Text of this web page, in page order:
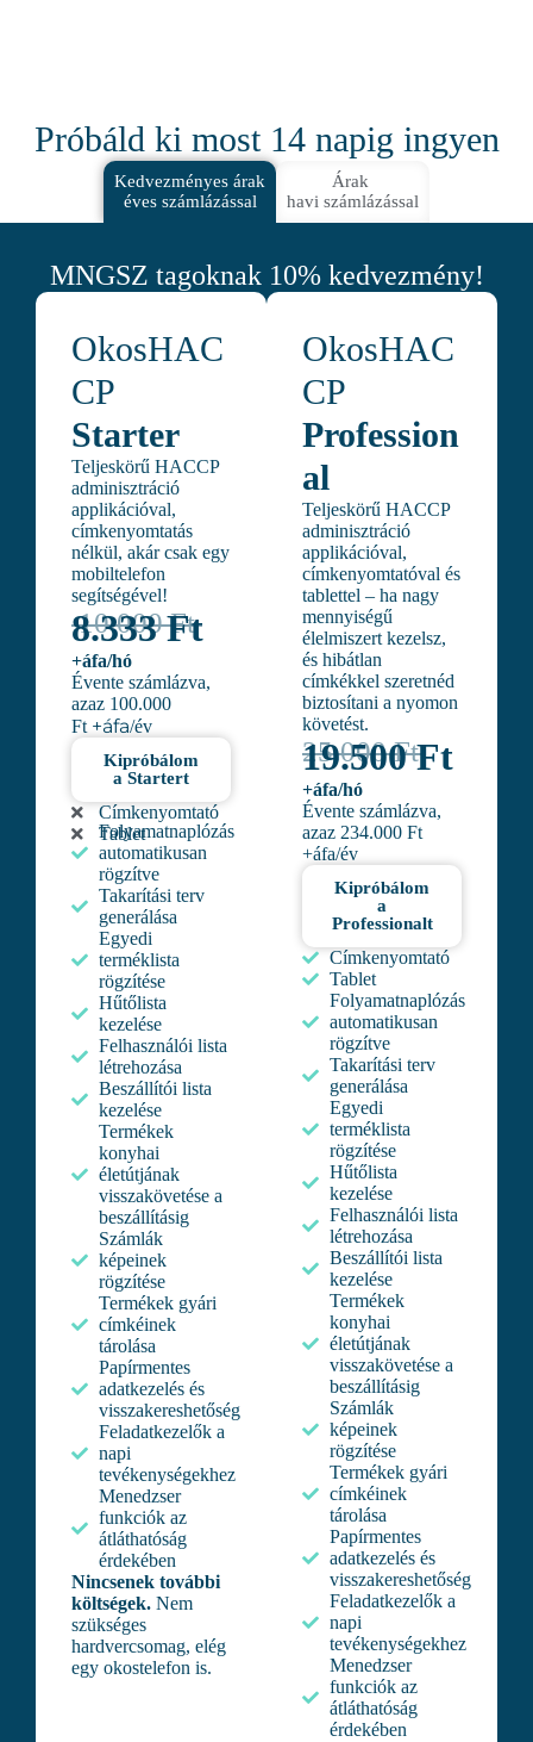
Próbáld ki most 14 napig ingyen
Kedvezményes árak
éves számlázással
Árak
havi számlázással
MNGSZ tagoknak 10% kedvezmény!
OkosHAC
CP
Starter
Teljeskörű HACCP
adminisztráció
applikációval,
címkenyomtatás
nélkül, akár csak egy
mobiltelefon
segítségével!
10.000 Ft
8.333 Ft
+áfa/hó
Évente számlázva,
azaz 100.000
Ft +áfa/év
Kipróbálom
a Startert
Címkenyomtató
Tablet
Folyamatnaplózás
automatikusan
rögzítve
Takarítási terv
generálása
Egyedi
terméklista
rögzítése
Hűtőlista
kezelése
Felhasználói lista
létrehozása
Beszállítói lista
kezelése
Termékek
konyhai
életútjának
visszakövetése a
beszállításig
Számlák
képeinek
rögzítése
Termékek gyári
címkéinek
tárolása
Papírmentes
adatkezelés és
visszakereshetőség
Feladatkezelők a
napi
tevékenységekhez
Menedzser
funkciók az
átláthatóság
érdekében
Nincsenek további
költségek. Nem
szükséges
hardvercsomag, elég
egy okostelefon is.
OkosHAC
CP
Profession
al
Teljeskörű HACCP
adminisztráció
applikációval,
címkenyomtatóval és
tablettel – ha nagy
mennyiségű
élelmiszert kezelsz,
és hibátlan
címkékkel szeretnéd
biztosítani a nyomon
követést.
25.000 Ft
19.500 Ft
+áfa/hó
Évente számlázva,
azaz 234.000 Ft
+áfa/év
Kipróbálom
a
Professionalt
Címkenyomtató
Tablet
Folyamatnaplózás
automatikusan
rögzítve
Takarítási terv
generálása
Egyedi
terméklista
rögzítése
Hűtőlista
kezelése
Felhasználói lista
létrehozása
Beszállítói lista
kezelése
Termékek
konyhai
életútjának
visszakövetése a
beszállításig
Számlák
képeinek
rögzítése
Termékek gyári
címkéinek
tárolása
Papírmentes
adatkezelés és
visszakereshetőség
Feladatkezelők a
napi
tevékenységekhez
Menedzser
funkciók az
átláthatóság
érdekében